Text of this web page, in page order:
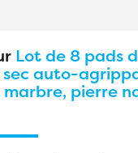
Lot de 8 pads
auto-
pierre